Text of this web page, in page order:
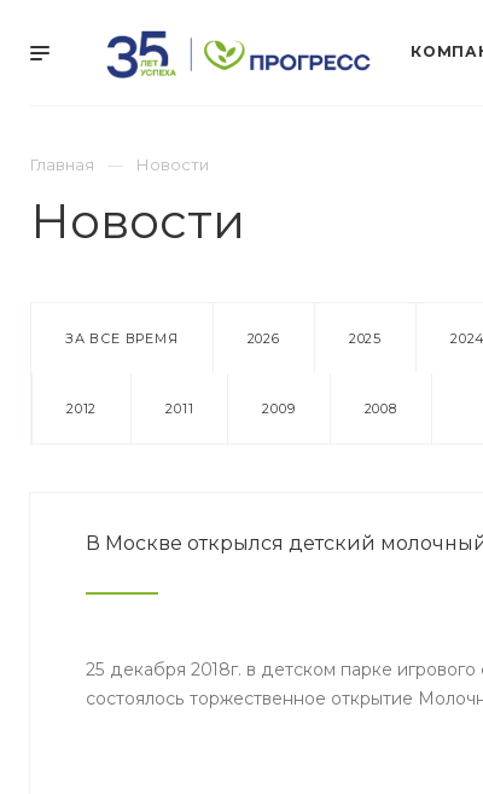
Главная Новости
Новости
ЗА ВСЕ ВРЕМЯ 2026 2025 2024
2012 2011 2009 2008
В Москве открылся детский
25 декабря 2018г. в детском парке
состоялось торжественное открытие